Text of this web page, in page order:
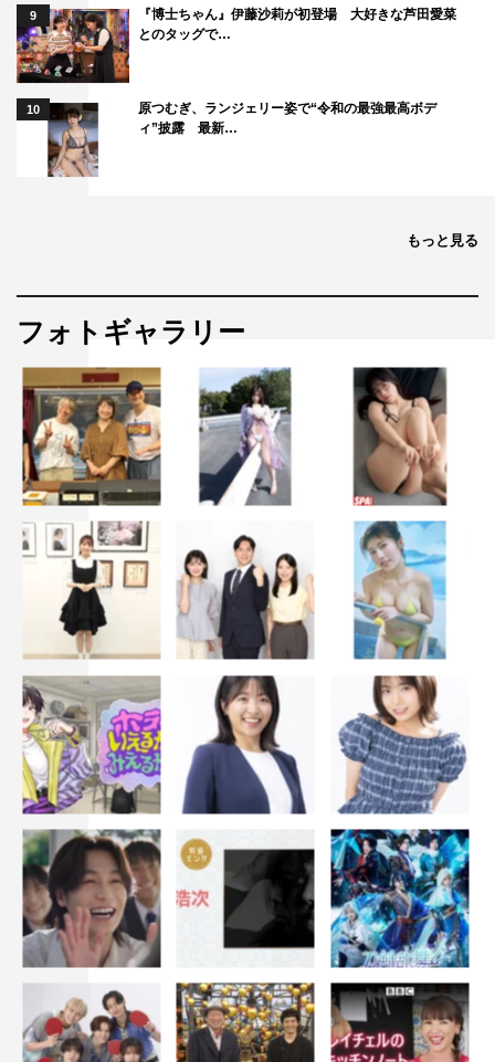
9
『博士ちゃん』伊藤沙莉が初登場 大好きな芦田愛菜
とのタッグで…
10
原つむぎ、ランジェリー姿で“令和の最強最高ボデ
ィ”披露 最新…
もっと見る
フォトギャラリー